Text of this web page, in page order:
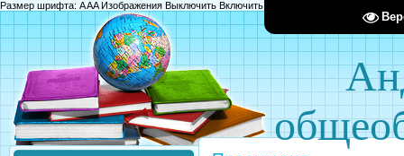
Размер шрифта: AAAИзображения Выключить Включить